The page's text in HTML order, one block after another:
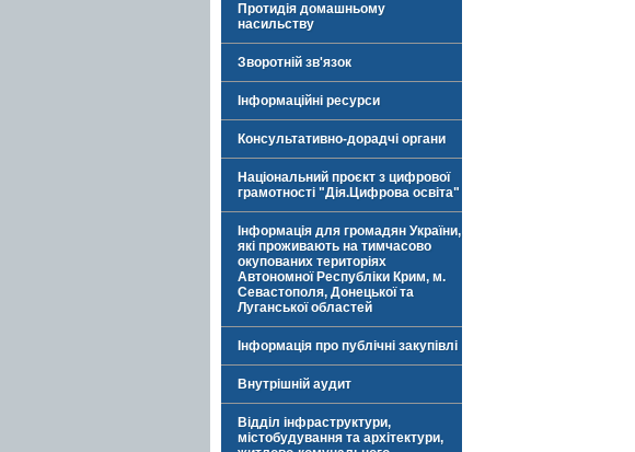
Протидія домашньому
насильству
Зворотній зв'язок
Інформаційні ресурси
Консультативно-дорадчі органи
Національний проєкт з цифрової
грамотності "Дія.Цифрова освіта"
Інформація для громадян України,
які проживають на тимчасово
окупованих територіях
Автономної Республіки Крим, м.
Севастополя, Донецької та
Луганської областей
Інформація про публічні закупівлі
Внутрішній аудит
Відділ інфраструктури,
містобудування та архітектури,